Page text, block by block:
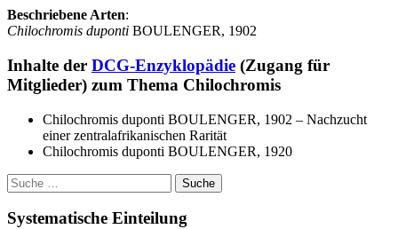
Beschriebene Arten:
Chilochromis duponti BOULENGER, 1902
Inhalte der DCG-Enzyklopädie (Zugang für
Mitglieder) zum Thema Chilochromis
Chilochromis duponti BOULENGER, 1902 – Nachzucht
einer zentralafrikanischen Rarität
Chilochromis duponti BOULENGER, 1920
Suche
nach:
Systematische Einteilung